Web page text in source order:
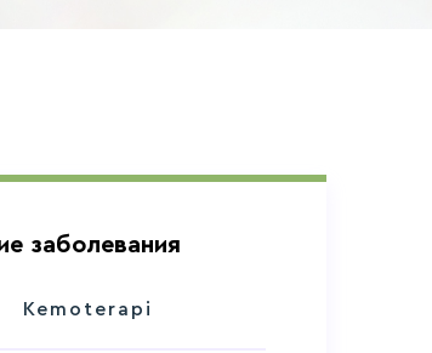
заболевания
Kemoterapi